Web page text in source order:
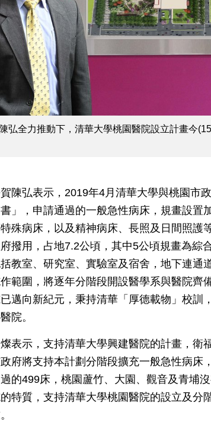
弘全力推動下，清華大學桃園醫院設立計畫今
陳弘表示，2019年4月清華大學與桃園市
」，申請通過的一般急性病床，規畫設置
殊病床，以及精神病床、長照及日間照護
撥用，占地7.2公頃，其中5公頃規畫為綜
教室、研究室、實驗室及宿舍，地下連通
範圍，將逐年分階段開設醫學系與醫院齊
邁向新紀元，秉持清華「厚德載物」校訓
院。
表示，支持清華大學興建醫院的計畫，衛
府將支持本計劃分階段擴充一般急性病床
的499床，桃園蘆竹、大園、觀音及青埔
特質，支持清華大學桃園醫院的設立及分